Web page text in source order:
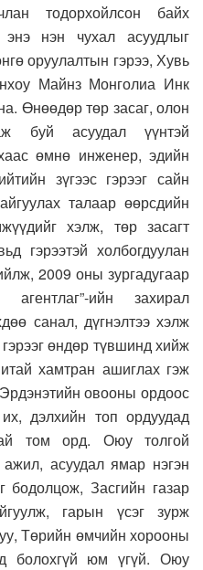
тодорхойлсон байх
нэн чухал асуудлыг
оруулалтын гэрээ, Хувь
Майнз Монголиа Инк
Өнөөдөр төр засаг, олон
буй асуудал үүнтэй
өмнө инженер, эдийн
зүгээс гэрээг сайн
талаар өөрсдийн
хэлж, төр засагт
гэрээтэй холбогдуулан
2009 оны зургадугаар
ийн захирал
санал, дүгнэлтээ хэлж
өндөр түвшинд хийж
хамтран ашиглах гэж
овооны ордоос
дэлхийн топ ордуудад
том орд. Оюу толгой
ажил, асуудал ямар нэгэн
бодолцож, Засгийн газар
гарын үсэг зурж
Төрийн өмчийн хорооны
болохгүй юм үгүй. Оюу